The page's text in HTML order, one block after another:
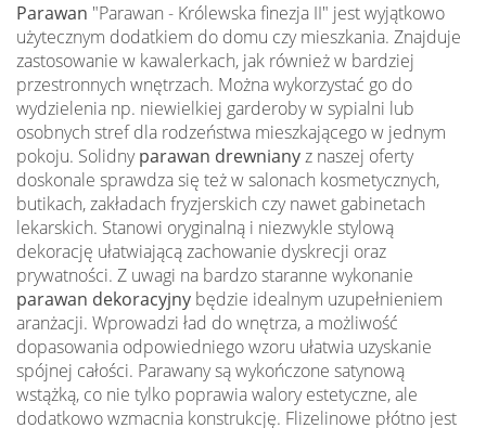
Parawan "Parawan - Królewska finezja II" jest wyjątkowo
użytecznym dodatkiem do domu czy mieszkania. Znajduje
zastosowanie w kawalerkach, jak również w bardziej
przestronnych wnętrzach. Można wykorzystać go do
wydzielenia np. niewielkiej garderoby w sypialni lub
osobnych stref dla rodzeństwa mieszkającego w jednym
pokoju. Solidnyparawan drewnianyz naszej oferty
doskonale sprawdza się też w salonach kosmetycznych,
butikach, zakładach fryzjerskich czy nawet gabinetach
lekarskich. Stanowi oryginalną i niezwykle stylową
dekorację ułatwiającą zachowanie dyskrecji oraz
prywatności. Z uwagi na bardzo staranne wykonanie
parawan dekoracyjny będzie idealnym uzupełnieniem
aranżacji. Wprowadzi ład do wnętrza, a możliwość
dopasowania odpowiedniego wzoru ułatwia uzyskanie
spójnej całości. Parawany są wykończone satynową
wstążką, co nie tylko poprawia walory estetyczne, ale
dodatkowo wzmacnia konstrukcję. Flizelinowe płótno jest